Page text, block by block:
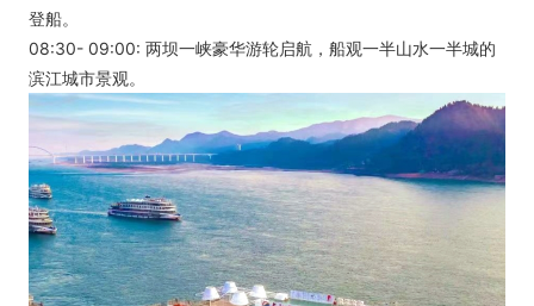
登船。
08:30- 09:00: 两坝一峡豪华游轮启航，船观一半山水一半城的
滨江城市景观。